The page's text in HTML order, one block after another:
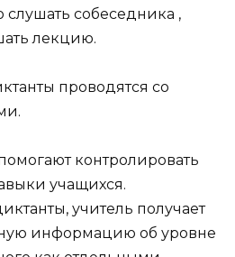
собеседника ,
лекцию.
проводятся со
контролировать
учащихся.
учитель получает
информацию об уровне